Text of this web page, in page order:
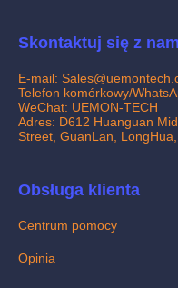
Skontaktuj się z
E-mail:
Telefon komórkowy/
WeChat: UEMON-TECH
Adres: D612 Huanguan
Street, GuanLan,
Obsługa klienta
Centrum pomocy
Opinia